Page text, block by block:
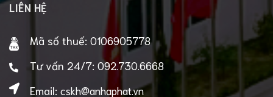
LIÊN HỆ
Mã số thuế: 0106905778
Tư vấn 24/7: 092.730.6668
Email: cskh@anhaphat.vn